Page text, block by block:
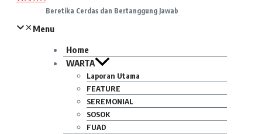
Beretika Cerdas dan Bertanggung Jawab
Menu
Home
WARTA
Laporan Utama
FEATURE
SEREMONIAL
SOSOK
FUAD